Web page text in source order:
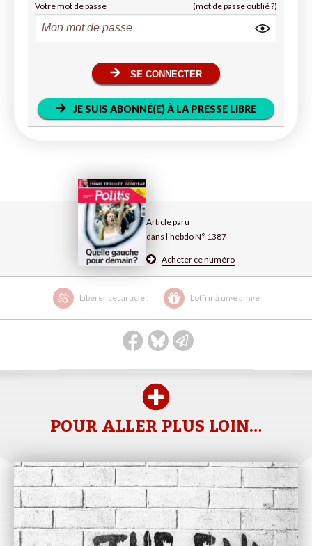
Article paru
dans l’hebdo N° 1387
Acheter ce numéro
Libérer cet article ! L’offrir à un·e ami·e
Votre mot de passe (mot de passe oublié ?)
SE CONNECTER
JE SUIS ABONNÉ(E) À LA PRESSE LIBRE
POUR ALLER PLUS LOIN…